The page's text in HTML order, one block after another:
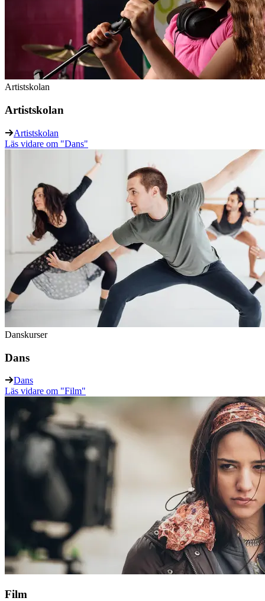
Artistskolan
Artistskolan
Artistskolan
Läs vidare om "Dans"
Danskurser
Dans
Dans
Läs vidare om "Film"
Film